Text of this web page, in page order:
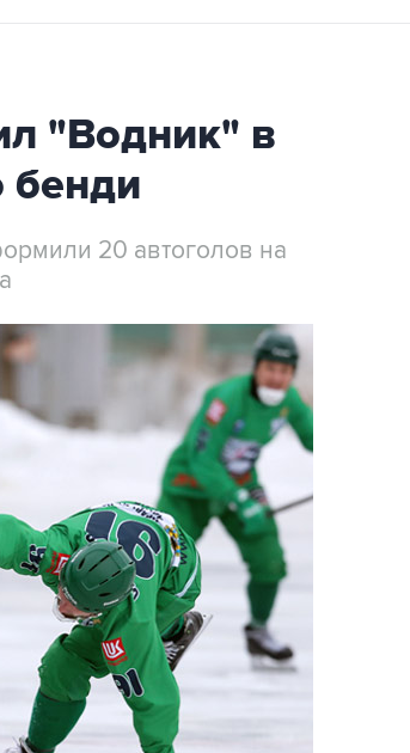
"Водник" в
бенди
20 автоголов на